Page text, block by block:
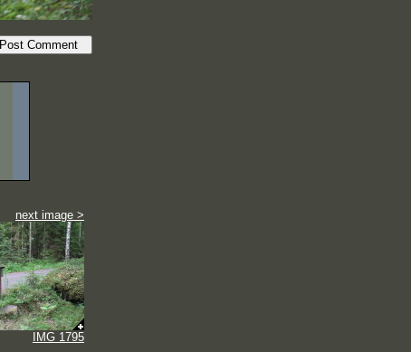
next image >
IMG 1795